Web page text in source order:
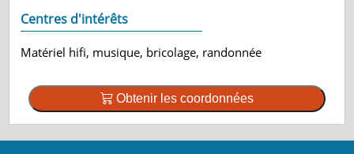
Centres d'intérêts
Matériel hifi, musique, bricolage, randonnée
Obtenir les coordonnées